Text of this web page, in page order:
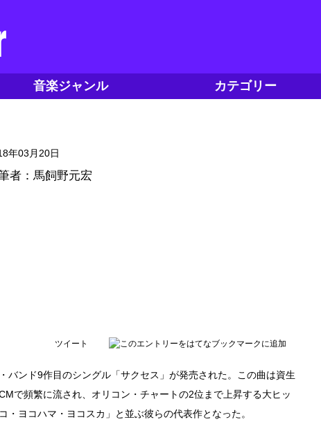
音楽ジャンル カテゴリー
年03月20日
者：馬飼野元宏
ツイート
バンド9作目のシングル「サクセス」が発売された。この曲は資生
で頻繁に流され、オリコン・チャートの2位まで上昇する大ヒッ
・ヨコハマ・ヨコスカ」と並ぶ彼らの代表作となった。